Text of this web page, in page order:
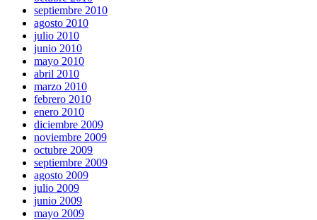
septiembre 2010
agosto 2010
julio 2010
junio 2010
mayo 2010
abril 2010
marzo 2010
febrero 2010
enero 2010
diciembre 2009
noviembre 2009
octubre 2009
septiembre 2009
agosto 2009
julio 2009
junio 2009
mayo 2009